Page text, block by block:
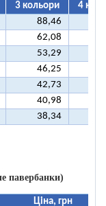
3 кольори
4
88,46
62,08
53,29
46,25
42,73
40,98
38,34
павербанки)
Ціна, грн